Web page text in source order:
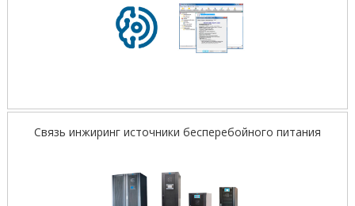
Связь инжиринг источники бесперебойного питания